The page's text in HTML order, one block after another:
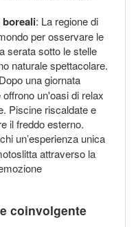
boreali: La regione di
per osservare le
serata sotto le stelle
naturale spettacolare.
una giornata
un'oasi di relax
Piscine riscaldate e
il freddo esterno.
un’esperienza unica
attraverso la
coinvolgente